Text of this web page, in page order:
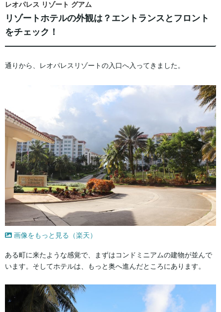
レオパレス リゾート グアム
リゾートホテルの外観は？エントランスとフロント
をチェック！
通りから、レオパレスリゾートの入口へ入ってきました。
画像をもっと見る（楽天）
ある町に来たような感覚で、まずはコンドミニアムの建物が並んで
います。そしてホテルは、もっと奥へ進んだところにあります。